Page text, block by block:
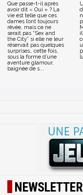
Que passe-t-il après
avoir dit « Oui » ? La
vie est telle que ces
dames l’ont toujours
rêvée, mais ce ne
serait pas “Sex and
the City” si elle ne leur
réservait pas quelques
surprises… cette fois,
sous la forme d’une
aventure glamour,
baignée de s...